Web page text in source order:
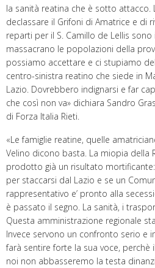
la sanità reatina che è sotto attacco.
declassare il Grifoni di Amatrice e di
reparti per il S. Camillo de Lellis
massacrano le popolazioni della
possiamo accettare e ci stupiamo
centro-sinistra reatino che siede in
Lazio. Dovrebbero indignarsi e far
che così non va» dichiara Sandro
di Forza Italia Rieti.
«Le famiglie reatine, quelle
Velino dicono basta. La miopia della
prodotto già un risultato
per staccarsi dal Lazio e se un
rappresentativo e’ pronto alla
è passato il segno. La sanità, i
Questa amministrazione regionale
Invece servono un confronto serio e
farà sentire forte la sua voce,
noi non abbasseremo la testa